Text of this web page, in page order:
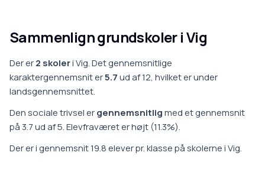
Sammenlign grundskoler iVig
Der er2 skoleriVig.Det gennemsnitlige
karaktergennemsnit er5.7ud af 12, hvilket erunder
landsgennemsnittet.
Den sociale trivsel ergennemsnitligmed et gennemsnit
på 3.7ud af 5.Elevfraværet erhøjt (11.3%).
Der er i gennemsnit19.8elever pr. klasse påskolerne iVig.